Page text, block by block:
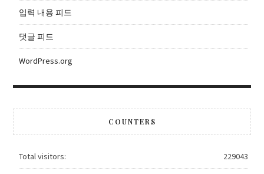
입력 내용 피드
댓글 피드
WordPress.org
COUNTERS
229043
Total visitors: